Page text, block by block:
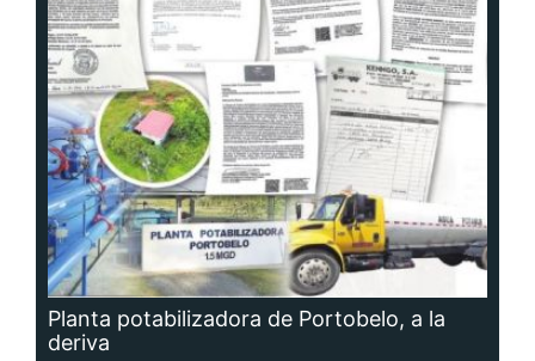
Planta potabilizadora de Portobelo, a la
deriva